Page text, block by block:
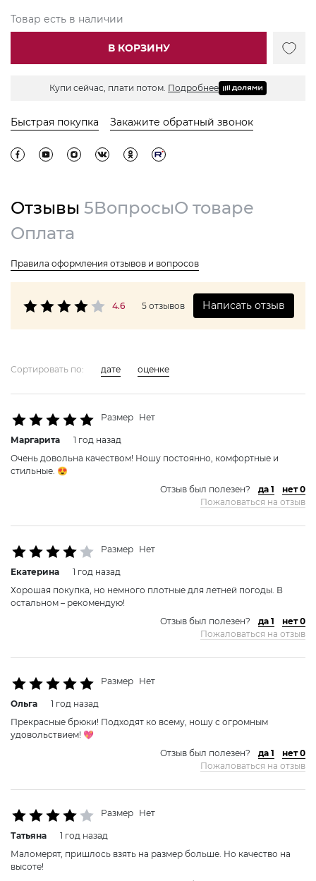
Товар есть в наличии
В КОРЗИНУ
Купи сейчас, плати потом. Подробнее
Быстрая покупка Закажите обратный звонок
Отзывы 5ВопросыО товаре
Оплата
Правила оформления отзывов и вопросов
4.6 5 отзывов Написать отзыв
Сортировать по: дате оценке
Размер Нет
Маргарита
1 год назад
Очень довольна качеством! Ношу постоянно, комфортные и
стильные. 😍
Отзыв был полезен?
да 1
нет 0
Пожаловаться на отзыв
Размер Нет
Екатерина
1 год назад
Хорошая покупка, но немного плотные для летней погоды. В
остальном – рекомендую!
Отзыв был полезен?
да 1
нет 0
Пожаловаться на отзыв
Размер Нет
Ольга
1 год назад
Прекрасные брюки! Подходят ко всему, ношу с огромным
удовольствием! 💖
Отзыв был полезен?
да 1
нет 0
Пожаловаться на отзыв
Размер Нет
Татьяна
1 год назад
Маломерят, пришлось взять на размер больше. Но качество на
высоте!